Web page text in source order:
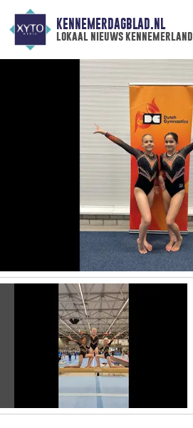
KENNEMERDAGBLAD.NL
lokaal nieuws kennemerland